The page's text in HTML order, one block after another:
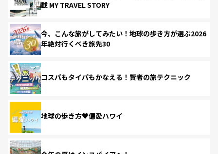
載 MY TRAVEL STORY
今、こんな旅がしてみたい！地球の歩き方が選ぶ2026
年絶対行くべき旅先30
コスパもタイパもかなえる！賢者の旅テクニック
地球の歩き方♥偏愛ハワイ